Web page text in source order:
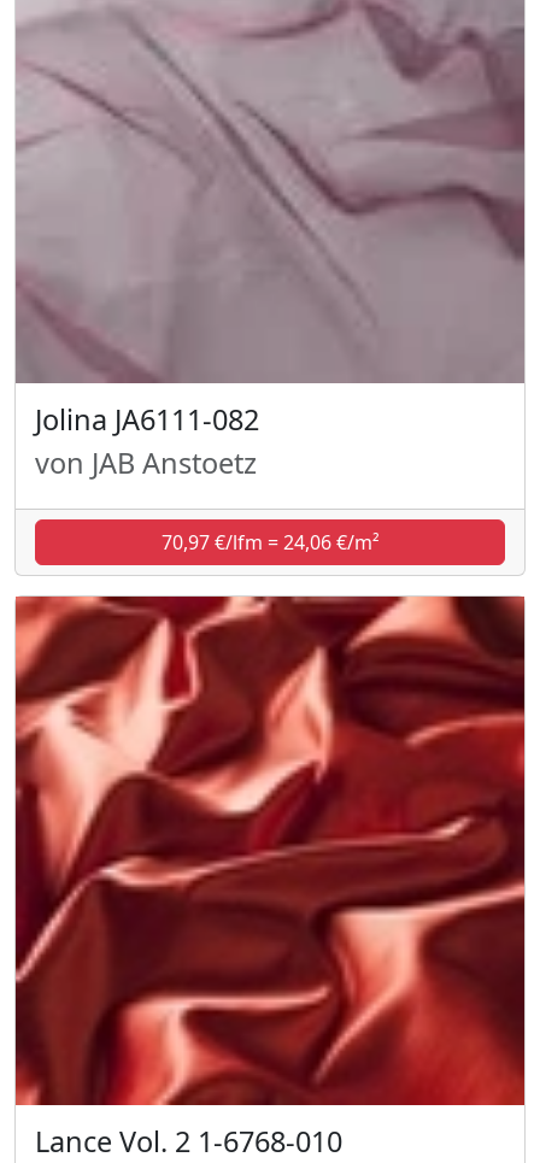
Jolina JA6111-082
von JAB Anstoetz
70,97 €/lfm = 24,06 €/m²
Lance Vol. 2 1-6768-010